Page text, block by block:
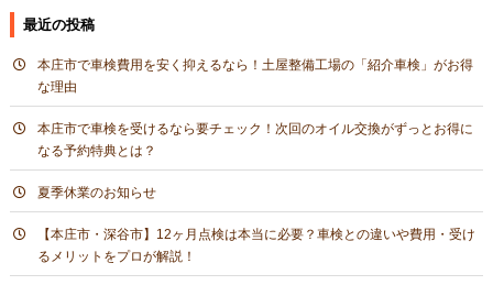
最近の投稿
本庄市で車検費用を安く抑えるなら！土屋整備工場の「紹介車検」がお得
な理由
本庄市で車検を受けるなら要チェック！次回のオイル交換がずっとお得に
なる予約特典とは？
夏季休業のお知らせ
【本庄市・深谷市】12ヶ月点検は本当に必要？車検との違いや費用・受け
るメリットをプロが解説！